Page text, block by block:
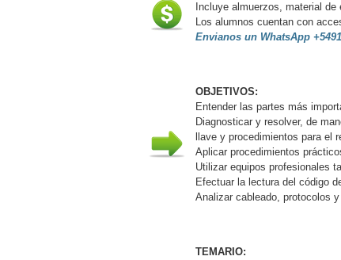
Incluye almuerzos, material
Los alumnos cuentan con
Envianos un WhatsApp
OBJETIVOS:
Entender las partes más
Diagnosticar y resolver, de
llave y procedimientos para el
Aplicar procedimientos
Utilizar equipos profesionales
Efectuar la lectura del código
Analizar cableado, protocolos
TEMARIO: